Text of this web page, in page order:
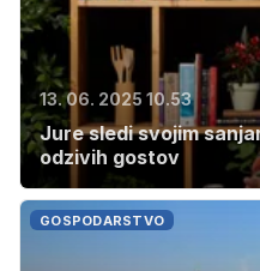
13. 06. 2025 10.53
Jure sledi svojim
odzivih gostov
GOSPODARSTVO